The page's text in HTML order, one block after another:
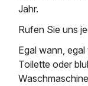
Kontakt
Jahr.
Rufen Sie uns
Egal wann,
Toilette oder